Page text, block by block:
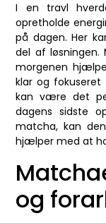
I en travl
opretholde
på dagen. Her
del af
morgenen
klar og
kan være det
dagens sidste
matcha, kan
hjælper med at
og